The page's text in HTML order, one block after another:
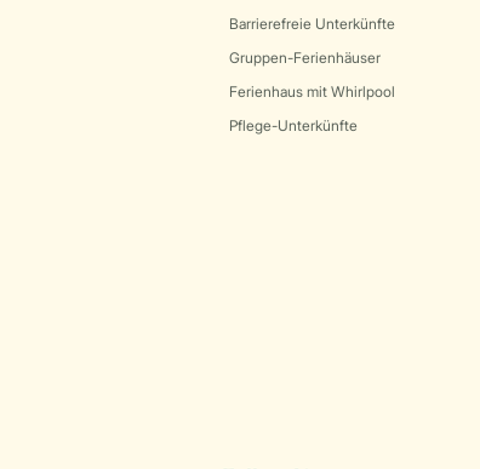
Barrierefreie Unterkünfte
Gruppen-Ferienhäuser
Ferienhaus mit Whirlpool
Pflege-Unterkünfte